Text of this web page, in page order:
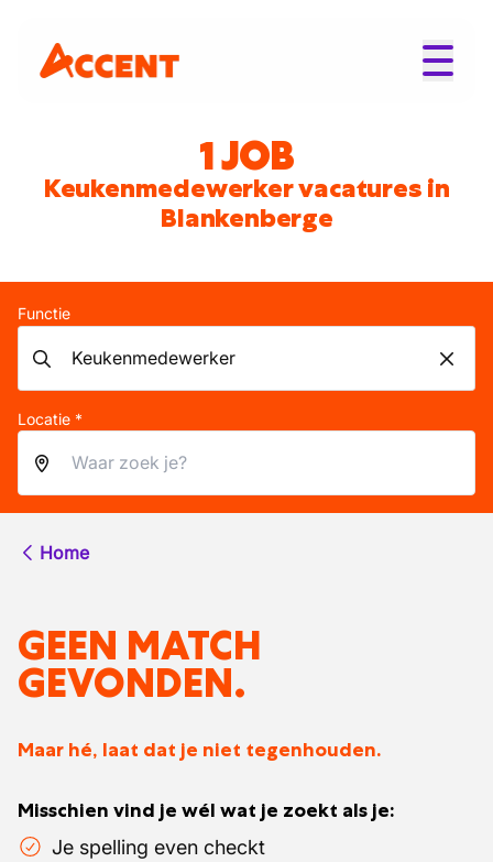
1 JOB
Keukenmedewerker vacatures in
Blankenberge
Functie
Locatie *
Home
GEEN MATCH
GEVONDEN.
Maar hé, laat dat je niet tegenhouden.
Misschien vind je wél wat je zoekt als je:
Je spelling even checkt